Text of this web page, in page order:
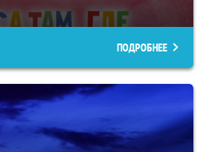
ПОДРОБНЕЕ